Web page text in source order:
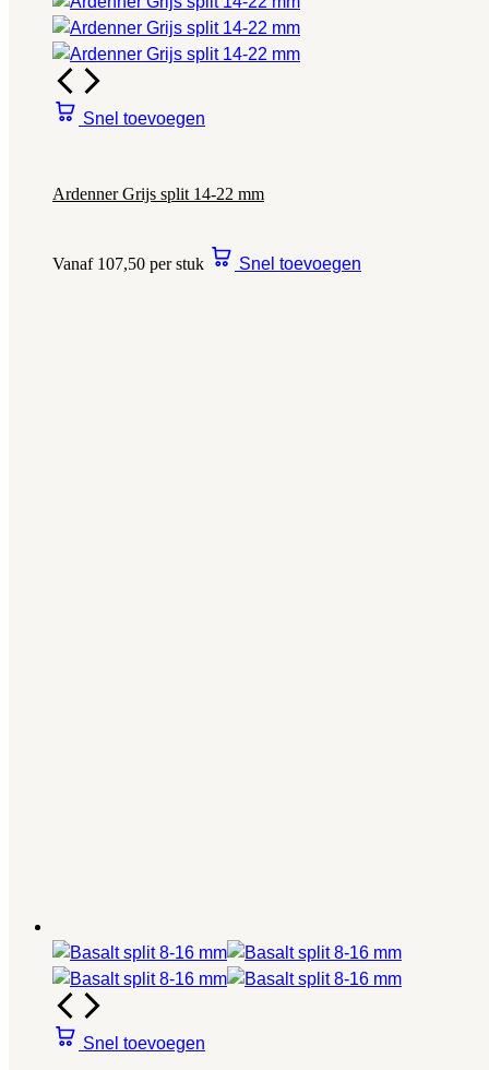
Snel toevoegen
Ardenner Grijs split 14-22 mm
Vanaf 107,50 per stuk Snel toevoegen
Snel toevoegen